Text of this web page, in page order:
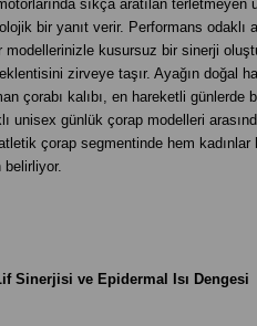
sıkça aratılan terletmeyen
bir yanıt verir. Performans odaklı
modellerinizle kusursuz bir sinerji
zirveye taşır. Ayağın doğal
çorabı kalıbı, en hareketli
unisex günlük çorap modelleri
çorap segmentinde hem kadınlar
belirliyor.
Sinerjisi ve Epidermal Isı Dengesi